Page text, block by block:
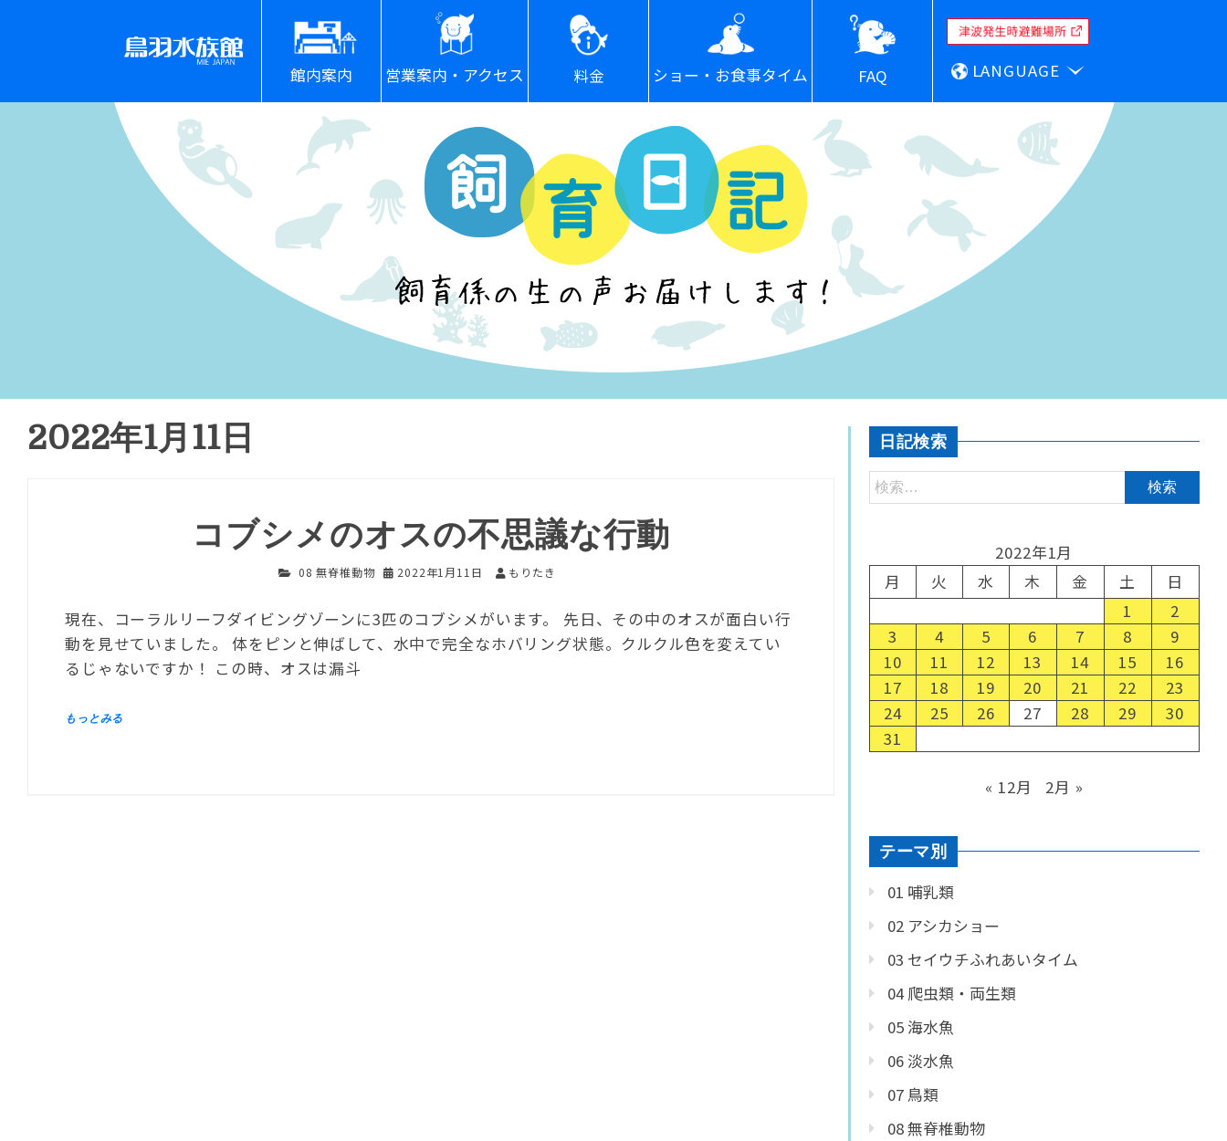
館内案内 営業案内・アクセス 料金 ショー・お食事タイム FAQ LANGUAGE
2022年1月11日
コブシメのオスの不思議な行動
08 無脊椎動物 2022年1月11日 もりたき
現在、コーラルリーフダイビングゾーンに3匹のコブシメがいます。 先日、その中のオスが面白い行
動を見せていました。 体をピンと伸ばして、水中で完全なホバリング状態。クルクル色を変えてい
るじゃないですか！ この時、オスは漏斗
日記検索
2022年1月
月
火 水 木 金 土
日
1
2
3
4 5 6 7 8
9
10
11 12 13 14 15
16
17
18 19 20 21 22
23
24
25 26 27 28 29
30
31
« 12月 2月 »
テーマ別
01 哺乳類
02 アシカショー
03 セイウチふれあいタイム
04 爬虫類・両生類
05 海水魚
06 淡水魚
07 鳥類
08 無脊椎動物